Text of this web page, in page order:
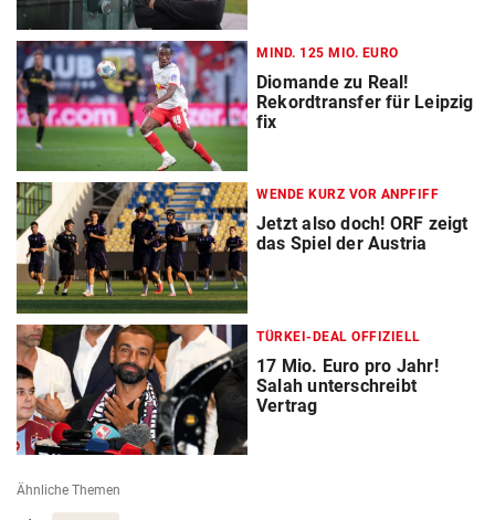
MIND. 125 MIO. EURO
Diomande zu Real!
Rekordtransfer für Leipzig
fix
WENDE KURZ VOR ANPFIFF
Jetzt also doch! ORF zeigt
das Spiel der Austria
TÜRKEI-DEAL OFFIZIELL
17 Mio. Euro pro Jahr!
Salah unterschreibt
Vertrag
Ähnliche Themen